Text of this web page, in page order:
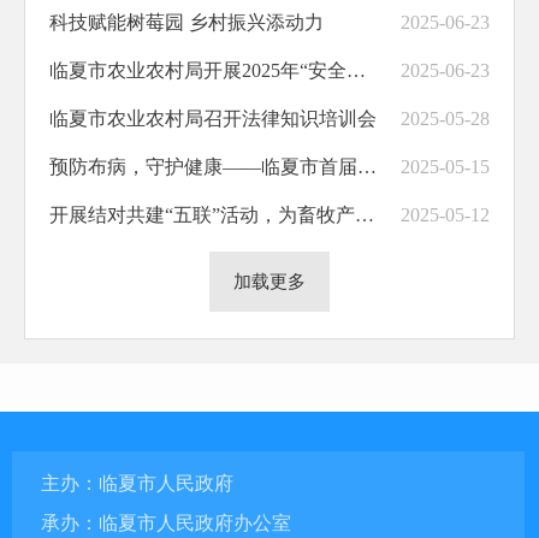
科技赋能树莓园 乡村振兴添动力 2025-06-23
临夏市农业农村局开展2025年“安全生产月”暨“安全生产宣传咨询日”活动 2025-06-23
临夏市农业农村局召开法律知识培训会 2025-05-28
预防布病，守护健康——临夏市首届人畜共患病防治宣传月启动 2025-05-15
开展结对共建“五联”活动，为畜牧产业发展把脉问诊 2025-05-12
加载更多
主办：临夏市人民政府
承办：临夏市人民政府办公室